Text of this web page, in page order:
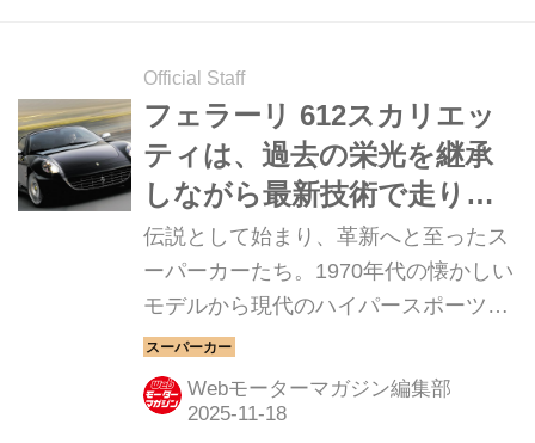
Official Staff
フェラーリ 612スカリエッ
ティは、過去の栄光を継承
しながら最新技術で走りを
進化させた【スーパーカー
クロニクル・完全版／046】
伝説として始まり、革新へと至ったス
ーパーカーたち。1970年代の懐かしい
モデルから現代のハイパースポーツま
で紹介していこう。今回は、フェラー
リ 612スカリエッティだ。
Webモーターマガジン編集部